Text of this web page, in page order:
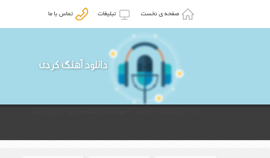
صفحه ی نخست تبلیغات تماس با ما
دانلود آهنگ کردی